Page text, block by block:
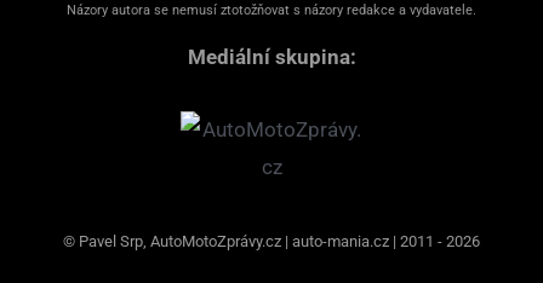
Názory autora se nemusí ztotožňovat s názory redakce a vydavatele.
Mediální skupina:
© Pavel Srp, AutoMotoZprávy.cz | auto-mania.cz | 2011 - 2026